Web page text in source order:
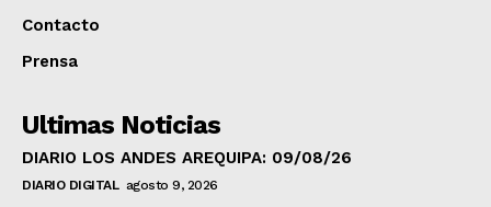
Contacto
Prensa
Ultimas Noticias
DIARIO LOS ANDES AREQUIPA: 09/08/26
DIARIO DIGITAL agosto 9, 2026